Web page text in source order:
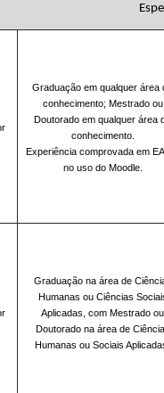
Graduação em qualquer área
conhecimento; Mestrado ou
Doutorado em qualquer área
conhecimento.
Experiência comprovada em
no uso do Moodle.
Graduação na área de
Humanas ou Ciências
Aplicadas, com Mestrado ou
Doutorado na área de
Humanas ou Sociais